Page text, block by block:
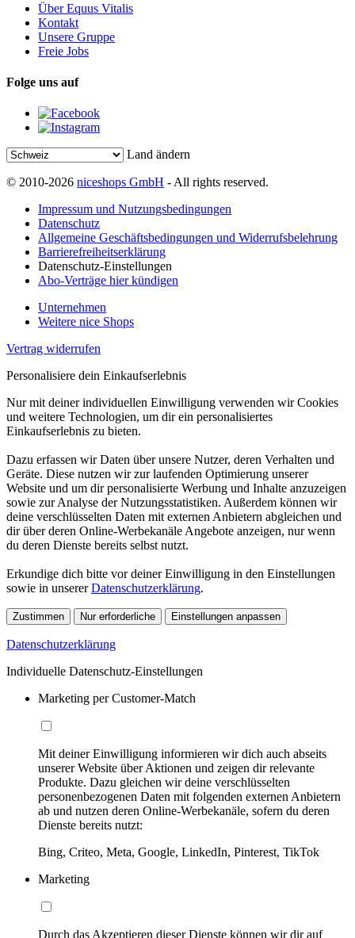
Über Equus Vitalis
Kontakt
Unsere Gruppe
Freie Jobs
Folge uns auf
Land ändern
© 2010-2026 niceshops GmbH - All rights reserved.
Impressum und Nutzungsbedingungen
Datenschutz
Allgemeine Geschäftsbedingungen und Widerrufsbelehrung
Barrierefreiheitserklärung
Datenschutz-Einstellungen
Abo-Verträge hier kündigen
Unternehmen
Weitere nice Shops
Vertrag widerrufen
Personalisiere dein Einkaufserlebnis
Nur mit deiner individuellen Einwilligung verwenden wir Cookies
und weitere Technologien, um dir ein personalisiertes
Einkaufserlebnis zu bieten.
Dazu erfassen wir Daten über unsere Nutzer, deren Verhalten und
Geräte. Diese nutzen wir zur laufenden Optimierung unserer
Website und um dir personalisierte Werbung und Inhalte anzuzeigen
sowie zur Analyse der Nutzungsstatistiken. Außerdem können wir
deine verschlüsselten Daten mit externen Anbietern abgleichen und
dir über deren Online-Werbekanäle Angebote anzeigen, nur wenn
du deren Dienste bereits selbst nutzt.
Erkundige dich bitte vor deiner Einwilligung in den Einstellungen
sowie in unsererDatenschutzerklärung.
Zustimmen Nur erforderliche Einstellungen anpassen
Datenschutzerklärung
Individuelle Datenschutz-Einstellungen
Marketing per Customer-Match
Mit deiner Einwilligung informieren wir dich auch abseits
unserer Website über Aktionen und zeigen dir relevante
Produkte. Dazu gleichen wir deine verschlüsselten
personenbezogenen Daten mit folgenden externen Anbietern
ab und nutzen deren Online-Werbekanäle, sofern du deren
Dienste bereits nutzt:
Bing, Criteo, Meta, Google, LinkedIn, Pinterest, TikTok
Marketing
Durch das Akzeptieren dieser Dienste können wir dir auf